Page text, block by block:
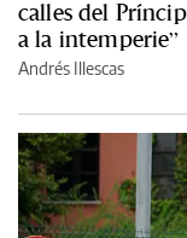
calles del
a la intemperie”
Andrés Illescas